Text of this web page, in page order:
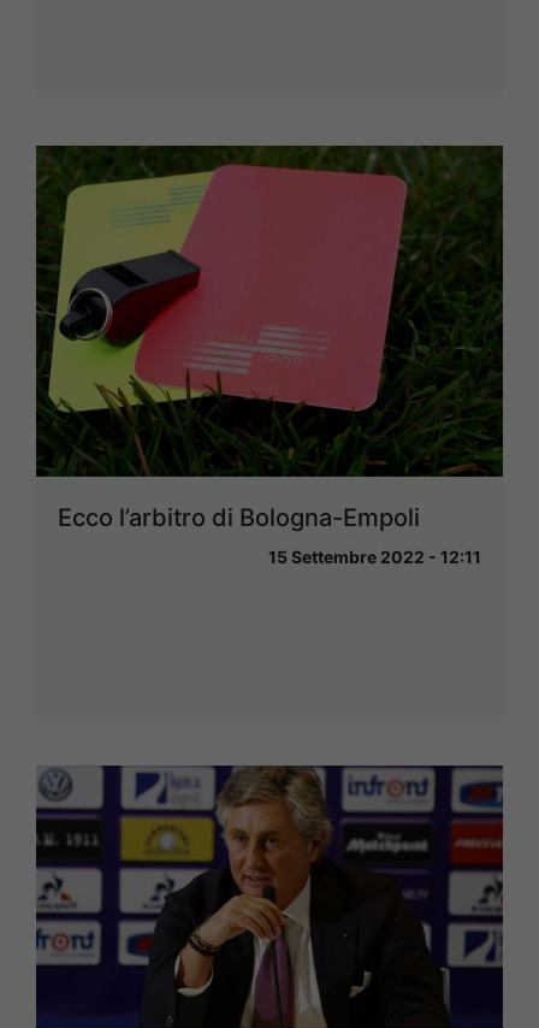
Ecco l’arbitro di Bologna-Empoli
15 Settembre 2022 - 12:11